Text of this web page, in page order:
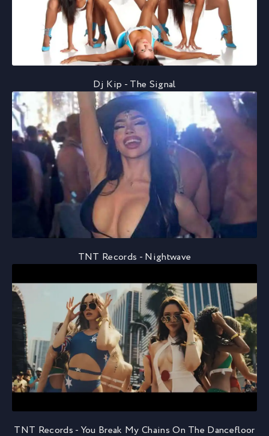
Dj Kip - The Signal
TNT Records - Nightwave
TNT Records - You Break My Chains On The Dancefloor